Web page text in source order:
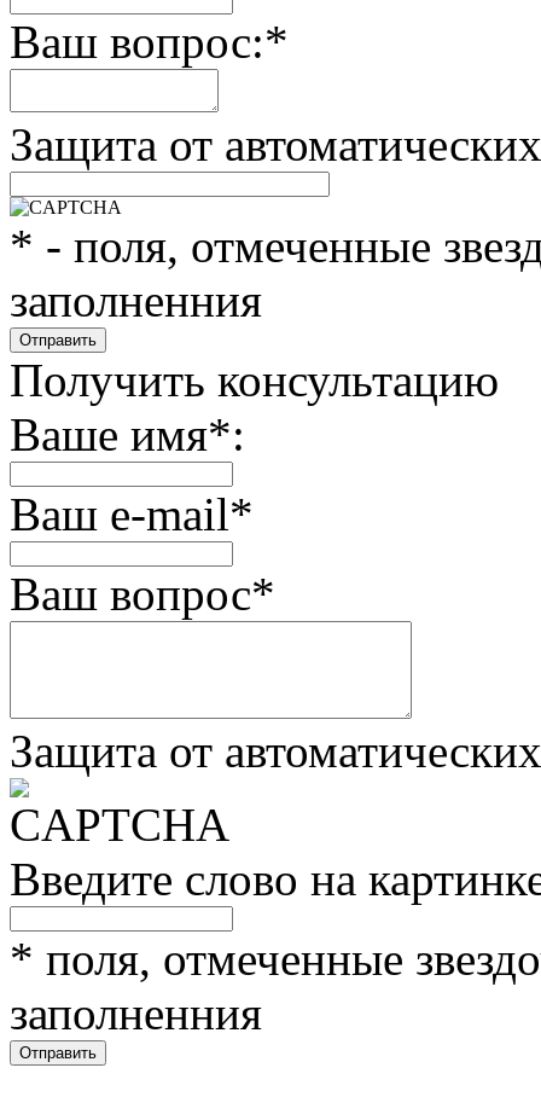
Ваш вопрос:*
Защита от
* - поля, отмеченные
заполненния
Получить консультацию
Ваше имя*:
Ваш e-mail*
Ваш вопрос*
Защита от
Введите слово на
* поля, отмеченные
заполненния